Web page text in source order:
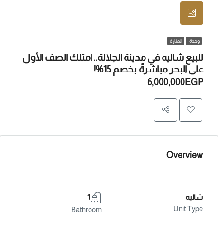
وحدة المنارة
للبيع شاليه في مدينة الجلالة.. امتلك الصف الأول
على البحر مباشرةً بخصم 15%!
6,000,000EGP
Overview
شاليه
Unit Type
1
Bathroom